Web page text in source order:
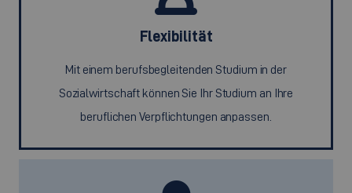
Flexibilität
Mit einem berufsbegleitenden Studium in der
Sozialwirtschaft können Sie Ihr Studium an Ihre
beruflichen Verpflichtungen anpassen.